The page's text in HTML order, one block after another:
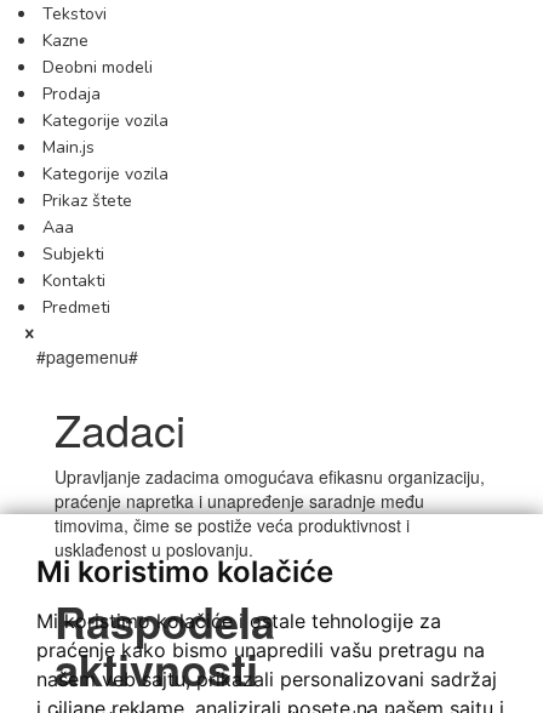
Mi koristimo kolačiće
Mi koristimo kolačiće i ostale tehnologije za
praćenje kako bismo unapredili vašu pretragu na
našem veb sajtu, prikazali personalizovani sadržaj
i ciljane reklame, analizirali posete na našem sajtu i
Tekstovi
Kazne
Deobni modeli
Prodaja
Kategorije vozila
Main.js
Kategorije vozila
Prikaz štete
Aaa
Subjekti
Kontakti
Predmeti
#pagemenu#
Zadaci
Upravljanje zadacima omogućava efikasnu organizaciju,
praćenje napretka i unapređenje saradnje među
timovima, čime se postiže veća produktivnost i
usklađenost u poslovanju.
Raspodela
aktivnosti